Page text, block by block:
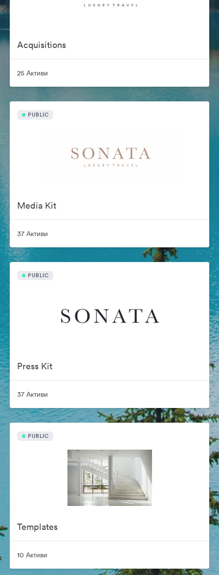
Acquisitions
25 Активи
PUBLIC
Media Kit
37 Активи
PUBLIC
Press Kit
37 Активи
PUBLIC
Templates
10 Активи